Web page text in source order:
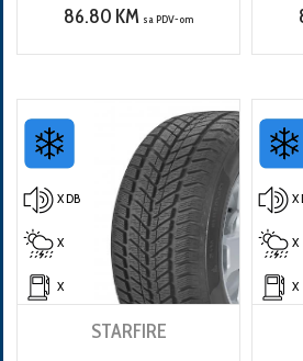
86.80 KM sa PDV-om
X DB
X
X
STARFIRE
X
X
X